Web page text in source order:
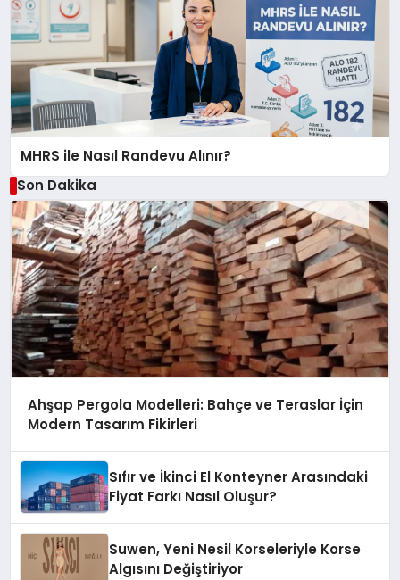
MHRS ile Nasıl Randevu Alınır?
Son Dakika
Ahşap Pergola Modelleri: Bahçe ve Teraslar İçin
Modern Tasarım Fikirleri
Sıfır ve İkinci El Konteyner Arasındaki
Fiyat Farkı Nasıl Oluşur?
Suwen, Yeni Nesil Korseleriyle Korse
Algısını Değiştiriyor